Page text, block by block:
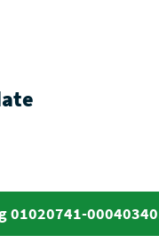
01020741-